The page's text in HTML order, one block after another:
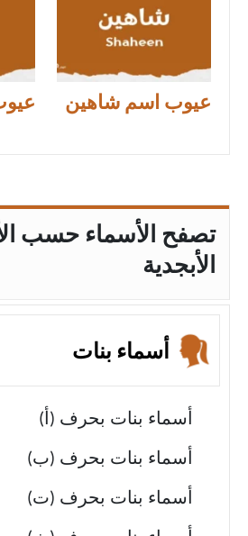
عيوب اسم شاهين
تصفح الأسماء حسب
الأبجدية
أسماء بنات
أسماء بنات بحرف (أ)
أسماء بنات بحرف (ب)
أسماء بنات بحرف (ت)